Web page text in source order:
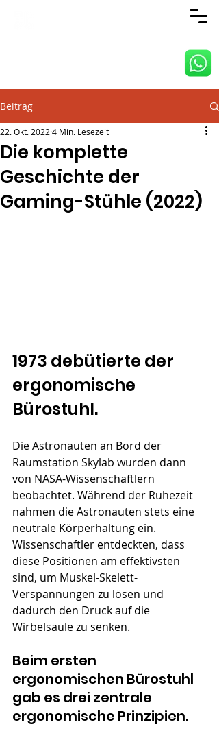
Beitrag
Die komplette
Geschichte der
Gaming-Stühle (2022)
22. Okt. 2022 4 Min. Lesezeit
1973 debütierte der
ergonomische
Bürostuhl.
Die Astronauten an Bord der
Raumstation Skylab wurden dann
von NASA-Wissenschaftlern
beobachtet. Während der Ruhezeit
nahmen die Astronauten stets eine
neutrale Körperhaltung ein.
Wissenschaftler entdeckten, dass
diese Positionen am effektivsten
sind, um Muskel-Skelett-
Verspannungen zu lösen und
dadurch den Druck auf die
Wirbelsäule zu senken.
Beim ersten
ergonomischen Bürostuhl
gab es drei zentrale
ergonomische Prinzipien.